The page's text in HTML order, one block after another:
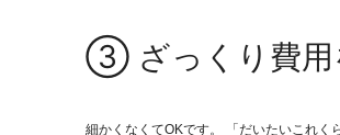
③ ざっくり費用
細かくなくてOKです。 「だいたいこれく